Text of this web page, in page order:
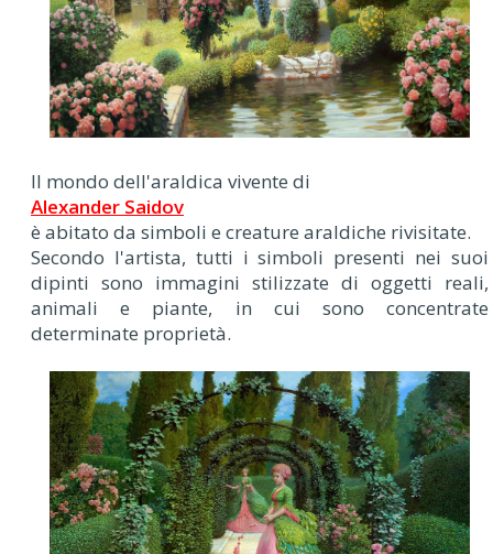
Il mondo dell'araldica vivente di
Alexander Saidov
è abitato da simboli e creature araldiche rivisitate.
Secondo l'artista, tutti i simboli presenti nei suoi
dipinti sono immagini stilizzate di oggetti reali,
animali e piante, in cui sono concentrate
determinate proprietà.